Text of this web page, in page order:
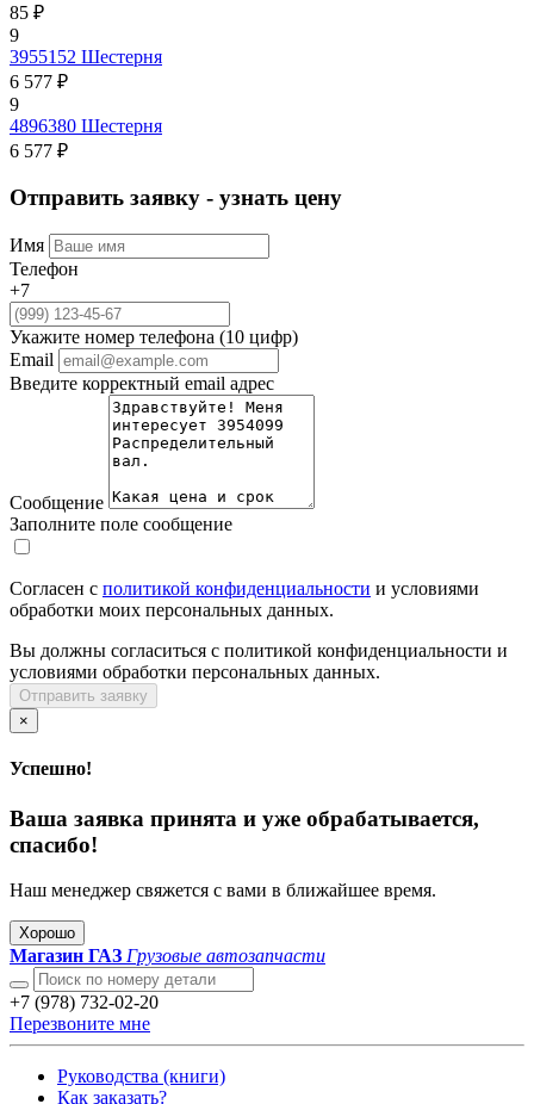
85 ₽
9
3955152 Шестерня
6 577 ₽
9
4896380 Шестерня
6 577 ₽
Отправить заявку - узнать цену
Имя
Телефон
+7
Укажите номер телефона (10 цифр)
Email
Введите корректный email адрес
Сообщение
Заполните поле сообщение
Согласен с политикой конфиденциальности и условиями
обработки моих персональных данных.
Вы должны согласиться с политикой конфиденциальности и
условиями обработки персональных данных.
Отправить заявку
×
Успешно!
Ваша заявка принята и уже обрабатывается,
спасибо!
Наш менеджер свяжется с вами в ближайшее время.
Хорошо
Магазин ГАЗ Грузовые автозапчасти
+7 (978) 732-02-20
Перезвоните мне
Руководства (книги)
Как заказать?